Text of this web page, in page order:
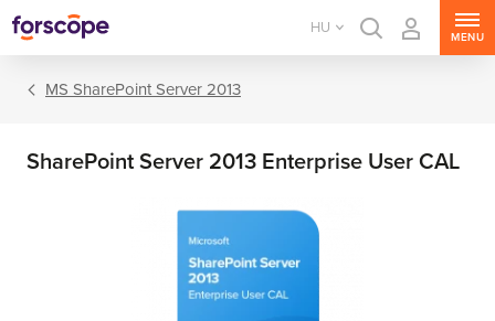
HU
MENU
MS SharePoint Server 2013
SharePoint Server 2013 Enterprise User CAL